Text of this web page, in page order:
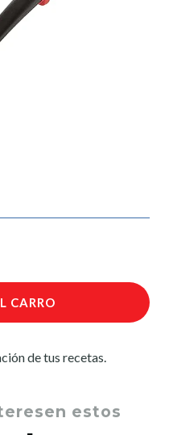
CARRO
de tus recetas.
estos